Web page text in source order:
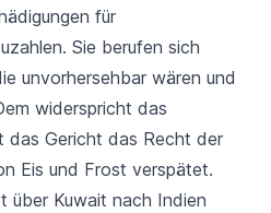
für
Sie berufen sich
unvorhersehbar wären und
widerspricht das
das Gericht das Recht der
Eis und Frost verspätet.
über Kuwait nach Indien